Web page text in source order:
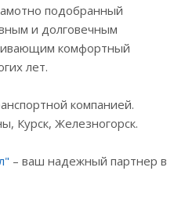
подобранный
и долговечным
комфортный
лет.
компанией.
Курск, Железногорск.
– ваш надежный партнер в